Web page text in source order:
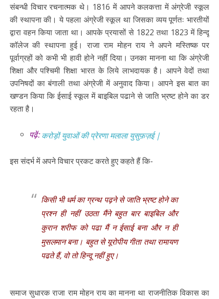
संबन्धी विचार रचनात्मक थे। 1816 में आपने कलकत्ता में अंग्रेजी स्कूल
की स्थापना की। ये पहला अंग्रेजी स्कूल था जिसका व्यय पूर्णतः भारतीयों
द्वारा वहन किया जाता था। आपके प्रयासों से 1822 तथा 1823 में हिन्दू
कॉलेज की स्थापना हुई। राजा राम मोहन राय ने अपने मस्तिष्क पर
पूर्वाग्रहों को कभी भी हावी होने नहीं दिया। उनका मानना था कि अंग्रेजी
शिक्षा और पश्चिमी शिक्षा भारत के लिये लाभदायक है। आपने वेदों तथा
उपनिषदों का बंगाली तथा अंग्रेजी में अनुवाद किया। आपने इस बात का
खण्डन किया कि ईसाई स्कूल में बाइबिल पढाने से जाति भ्रष्ट होने का डर
रहता है।
पढ़ें:करोड़ों युवाओं की प्रेरणा मलाला युसुफ़ज़ई |
इस संदर्भ में अपने विचार प्रकट करते हुए कहते हैं कि-
किसी भी धर्म का ग्रन्थ पढ़ने से जाति भ्रष्ट होने का
प्रश्न ही नहीं उठता मैंने बहुत बार बाइबिल और
कुरान शरीफ को पढा मैं न ईसाई बना और न ही
मुसलमान बना। बहुत से यूरोपीय गीता तथा रामायण
पढते हैं, वो तो हिन्दू नहीं हुए।
समाज सुधारक राजा राम मोहन राय का मानना था राजनीतिक विकास का